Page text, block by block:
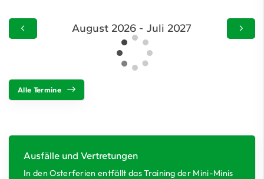
August 2026 - Juli 2027
Alle Termine
Ausfälle und Vertretungen
In den Osterferien entfällt das Training der Mini-Minis